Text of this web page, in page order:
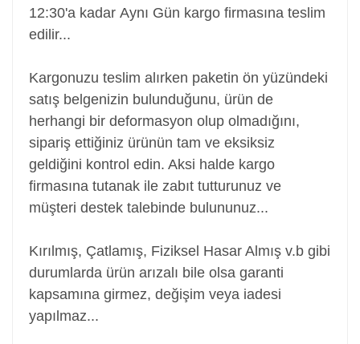
12:30'a kadar Aynı Gün kargo firmasına teslim
edilir...
Kargonuzu teslim alırken paketin ön yüzündeki
satış belgenizin bulunduğunu, ürün de
herhangi bir deformasyon olup olmadığını,
sipariş ettiğiniz ürünün tam ve eksiksiz
geldiğini kontrol edin. Aksi halde kargo
firmasına tutanak ile zabıt tutturunuz ve
müşteri destek talebinde bulununuz...
Kırılmış, Çatlamış, Fiziksel Hasar Almış v.b gibi
durumlarda ürün arızalı bile olsa garanti
kapsamına girmez, değişim veya iadesi
yapılmaz...